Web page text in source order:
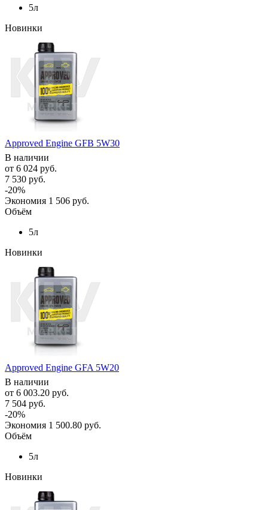
5л
Новинки
Approved Engine GFB 5W30
В наличии
от 6 024 руб.
7 530 руб.
-20%
Экономия 1 506 руб.
Объём
5л
Новинки
Approved Engine GFA 5W20
В наличии
от 6 003.20 руб.
7 504 руб.
-20%
Экономия 1 500.80 руб.
Объём
5л
Новинки